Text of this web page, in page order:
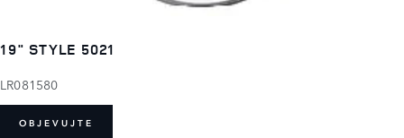
19" STYLE 5021
LR081580
OBJEVUJTE